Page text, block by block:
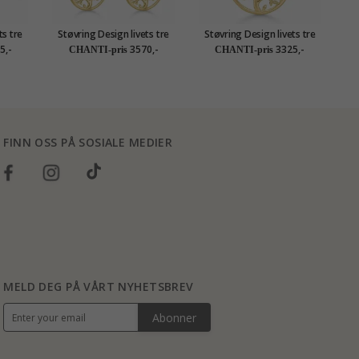
tre
Støvring Design livets tre
zirkon øredobber i 8 karat
hvit zirkon
CHANTI-pris 3570,-
Støvring Design livets tre
halskjede med anheng i 8
karat hvit zirkon
CHANTI-pris 3325,-
FINN OSS PÅ SOSIALE MEDIER
MELD DEG PÅ VÅRT NYHETSBREV
Abonner